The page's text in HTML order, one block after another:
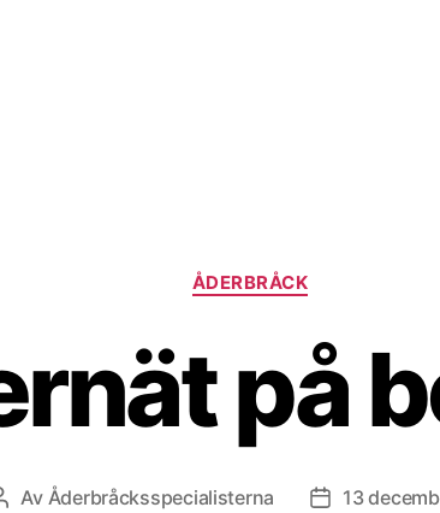
Kategorier
ÅDERBRÅCK
på
Av Åderbråcksspecialisterna
13